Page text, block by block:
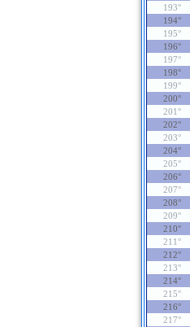
193°
194°
195°
196°
197°
198°
199°
200°
201°
202°
203°
204°
205°
206°
207°
208°
209°
210°
211°
212°
213°
214°
215°
216°
217°